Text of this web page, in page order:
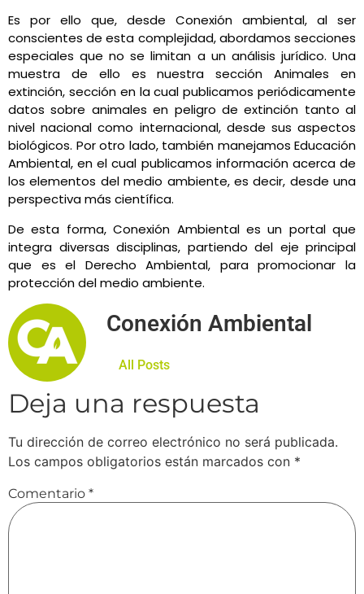
Es por ello que, desde Conexión ambiental, al ser
conscientes de esta complejidad, abordamos secciones
especiales que no se limitan a un análisis jurídico. Una
muestra de ello es nuestra sección Animales en
extinción, sección en la cual publicamos periódicamente
datos sobre animales en peligro de extinción tanto al
nivel nacional como internacional, desde sus aspectos
biológicos. Por otro lado, también manejamos Educación
Ambiental, en el cual publicamos información acerca de
los elementos del medio ambiente, es decir, desde una
perspectiva más científica.
De esta forma, Conexión Ambiental es un portal que
integra diversas disciplinas, partiendo del eje principal
que es el Derecho Ambiental, para promocionar la
protección del medio ambiente.
Conexión Ambiental
All Posts
Deja una respuesta
Tu dirección de correo electrónico no será publicada.
Los campos obligatorios están marcados con *
Comentario *